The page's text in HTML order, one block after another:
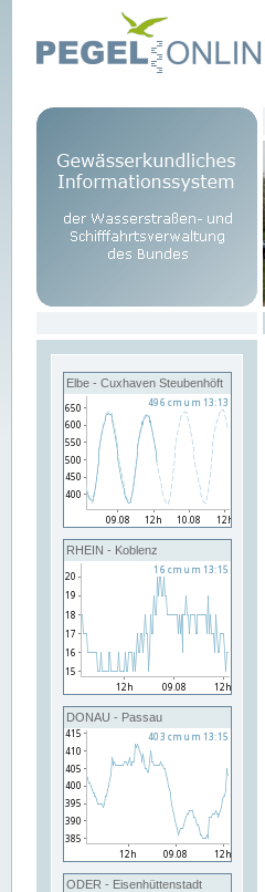
Elbe - Cuxhaven Steubenhöft
RHEIN - Koblenz
DONAU - Passau
ODER - Eisenhüttenstadt